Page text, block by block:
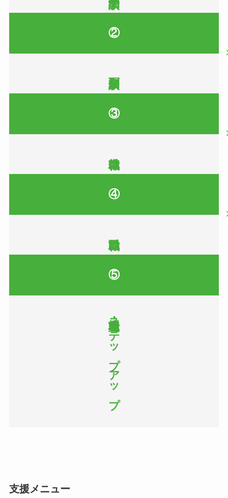
②
③
④
⑤
ステップ
アップ
支援メニュー